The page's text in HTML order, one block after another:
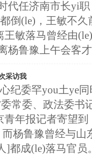
代任济南市长yi
倒(le)，王敏不
敏落马曾经由
杨鲁豫上午会客
采访我
委罕you土ye同
常委、政法委书
年报记者寄望
而杨鲁豫曾经与
]都成(le)落马